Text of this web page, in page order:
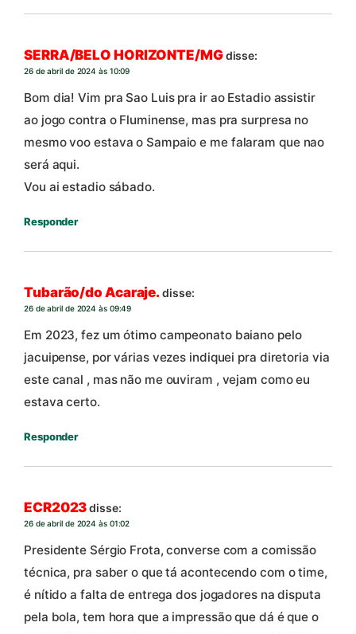
SERRA/BELO HORIZONTE/MGdisse:
26 de abril de 2024 às 10:09
Bom dia! Vim pra Sao Luis pra ir ao Estadio assistir
ao jogo contra o Fluminense, mas pra surpresa no
mesmo voo estava o Sampaio e me falaram que nao
será aqui.
Vou ai estadio sábado.
Responder
Tubarão/do Acaraje.disse:
26 de abril de 2024 às 09:49
Em 2023, fez um ótimo campeonato baiano pelo
jacuipense, por várias vezes indiquei pra diretoria via
este canal , mas não me ouviram , vejam como eu
estava certo.
Responder
ECR2023disse:
26 de abril de 2024 às 01:02
Presidente Sérgio Frota, converse com a comissão
técnica, pra saber o que tá acontecendo com o time,
é nítido a falta de entrega dos jogadores na disputa
pela bola, tem hora que a impressão que dá é que o